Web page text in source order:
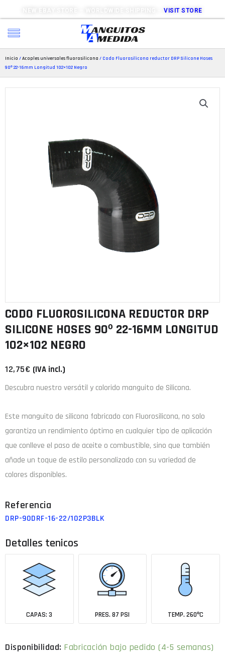
NEW EBAY STORE – WORLDWIDE SHIPPING –VISIT STORE
Inicio /Acoples universales fluorosilicona / Codo Fluorosilicona reductor DRP Silicone Hoses
90º 22-16mm Longitud 102×102 Negro
CODO FLUOROSILICONA REDUCTOR DRP
SILICONE HOSES 90º 22-16MM LONGITUD
102×102 NEGRO
12,75€ (IVA incl.)
Descubra nuestro versátil y colorido manguito de Silicona.
Este manguito de silicona fabricado con Fluorosilicona, no solo
garantiza un rendimiento óptimo en cualquier tipo de aplicación
que conlleve el paso de aceite o combustible, sino que también
añade un toque de estilo personalizado con su variedad de
colores disponibles.
DRP-90DRF-16-22/102P3BLK
Detalles tenicos
CAPAS: 3 PRES. 87 PSI TEMP. 260ºC
Fabricación bajo pedido (4-5 semanas)